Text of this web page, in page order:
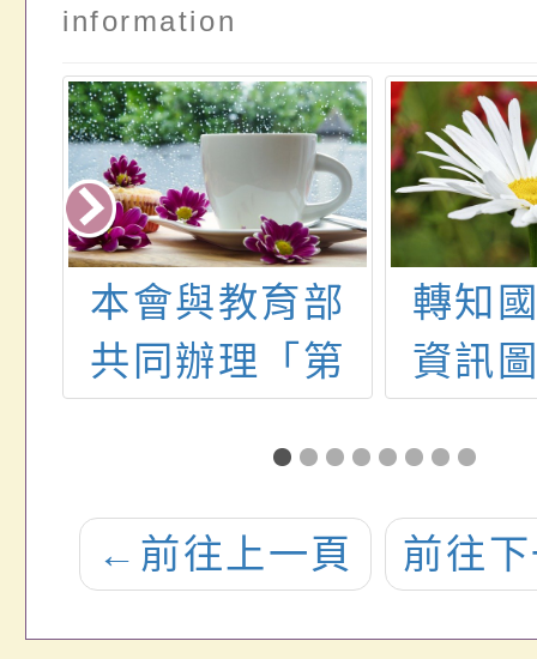
information
本會與教育部
共同辦理「第
藝獎-創意教學
決賽暨觀摩
會」，敬請貴
轉知
資訊
背包
計大
← 前往上一頁 前往